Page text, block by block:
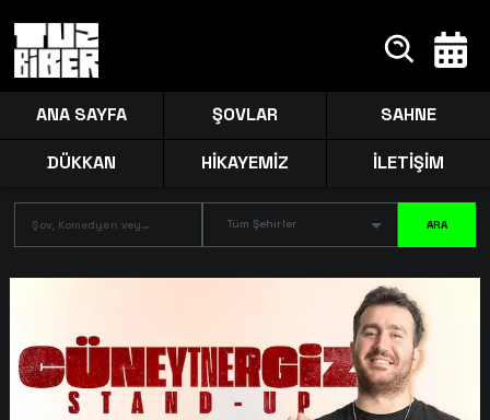
ANA SAYFA ŞOVLAR SAHNE
DÜKKAN HİKAYEMİZ İLETİŞİM
Tüm Şehirler ARA